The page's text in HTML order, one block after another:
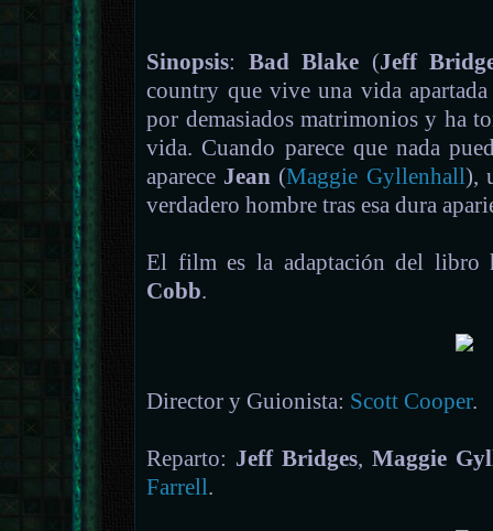
Sinopsis: Bad Blake (Jeff
country que vive una vida
por demasiados matrimonios y ha
vida. Cuando parece que nada
aparece Jean (Maggie Gyllenhall),
verdadero hombre tras esa dura
El film es la adaptación del libro
Cobb.
Director y Guionista: Scott Cooper.
Reparto: Jeff Bridges, Maggie
Farrell.